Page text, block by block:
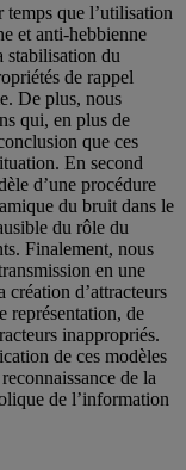
que l’utilisation
et anti-hebbienne
stabilisation du
de rappel
De plus, nous
qui, en plus de
que ces
En second
d’une procédure
du bruit dans le
du rôle du
Finalement, nous
en une
d’attracteurs
représentation, de
inappropriés.
de ces modèles
de la
de l’information